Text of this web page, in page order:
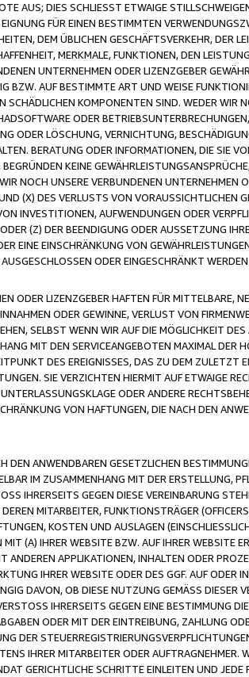
AUS; DIES SCHLIESST ETWAIGE
FÜR EINEN BESTIMMTEN
DEM ÜBLICHEN GESCHÄFTSVERKEHR, DER
MERKMALE, FUNKTIONEN, DEN
UNTERNEHMEN ODER LIZENZGEBER
BZW. AUF BESTIMMTE ART UND WEISE
SCHÄDLICHEN KOMPONENTEN SIND. WEDER WIR
ODER
ODER LÖSCHUNG, VERNICHTUNG,
BERATUNG ODER INFORMATIONEN, DIE SIE
KEINE
NOCH UNSERE VERBUNDENEN UNTERNEHMEN
(X) DES VERLUSTS VON VORAUSSICHTLICHEN
INVESTITIONEN, AUFWENDUNGEN ODER
(Z) DER BEENDIGUNG ODER AUSSETZUNG
EINE EINSCHRÄNKUNG VON
ODER EINGESCHRÄNKT
ODER LIZENZGEBER HAFTEN FÜR MITTELBARE,
ODER GEWINNE, VERLUST VON
SELBST WENN WIR AUF DIE MÖGLICHKEIT
MIT DEN SERVICEANGEBOTEN MAXIMAL DER
DES EREIGNISSES, DAS ZU DEM ZULETZT
SIE VERZICHTEN HIERMIT AUF ETWAIGE
ODER ANDERE
VON HAFTUNGEN, DIE NACH DEN
ANWENDBAREN GESETZLICHEN
IM ZUSAMMENHANG MIT DER ERSTELLUNG,
IHRERSEITS GEGEN DIESE VEREINBARUNG
MITARBEITER, FUNKTIONSTRÄGER
KOSTEN UND AUSLAGEN
(A) IHRER WEBSITE BZW. AUF IHRER WEBSITE
ANDEREN APPLIKATIONEN, INHALTEN ODER
IHRER WEBSITE ODER DES GGF. AUF ODER
DAVON, OB DIESE NUTZUNG GEMÄSS DIESER
IHRERSEITS GEGEN EINE BESTIMMUNG
ODER MIT DER EINTREIBUNG, ZAHLUNG
DER
IHRER MITARBEITER ODER AUFTRAGNEHMER.
GERICHTLICHE SCHRITTE EINLEITEN UND